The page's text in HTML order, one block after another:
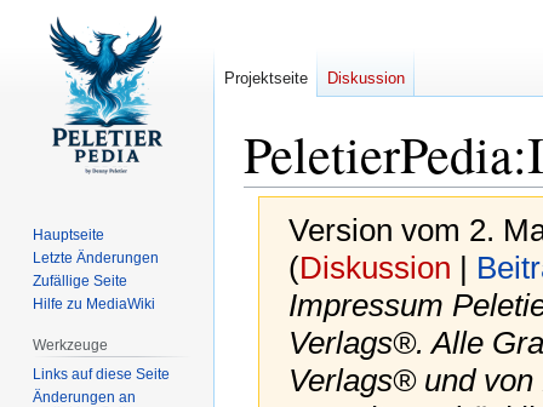
PeletierPedia:
Version vom 2.
(Diskussion |
Impressum
Verlags®. Alle
Verlags® und
Projektseite Diskussion
Hauptseite
Letzte Änderungen
Zufällige Seite
Hilfe zu MediaWiki
Werkzeuge
Links auf diese Seite
Änderungen an